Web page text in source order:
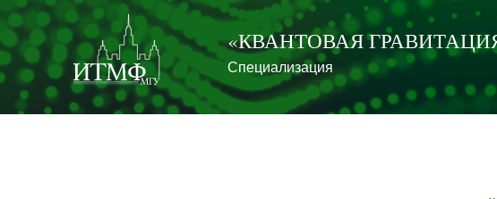
«КВАНТОВАЯ
Специализация